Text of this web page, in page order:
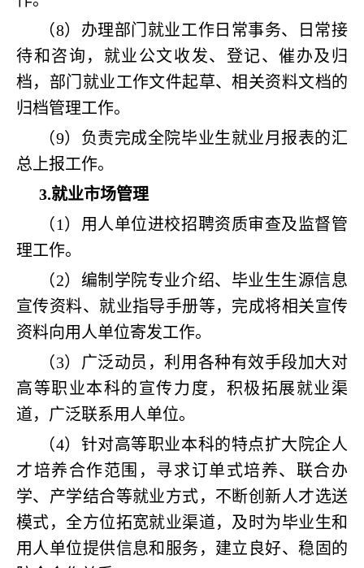
（8）办理部门就业工作日常事务、日常接
待和咨询，就业公文收发、登记、催办及归
档，部门就业工作文件起草、相关资料文档的
归档管理工作。
（9）负责完成全院毕业生就业月报表的汇
总上报工作。
3.就业市场管理
（1）用人单位进校招聘资质审查及监督管
理工作。
（2）编制学院专业介绍、毕业生生源信息
宣传资料、就业指导手册等，完成将相关宣传
资料向用人单位寄发工作。
（3）广泛动员，利用各种有效手段加大对
高等职业本科的宣传力度，积极拓展就业渠
道，广泛联系用人单位。
（4）针对高等职业本科的特点扩大院企人
才培养合作范围，寻求订单式培养、联合办
学、产学结合等就业方式，不断创新人才选送
模式，全方位拓宽就业渠道，及时为毕业生和
用人单位提供信息和服务，建立良好、稳固的